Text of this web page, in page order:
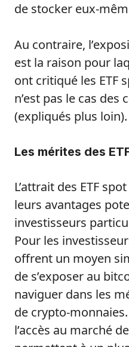
de stocker eux-
Au contraire,
est la raison pour
ont critiqué les ETF
n’est pas le cas
(expliqués plus loin).
Les mérites des
L’attrait des ETF
leurs avantages
investisseurs
Pour les
offrent un moyen
de s’exposer au
naviguer dans les
de crypto-
l’accès au marché